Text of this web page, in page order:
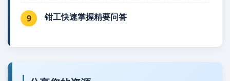
9 钳工快速掌握精要问答